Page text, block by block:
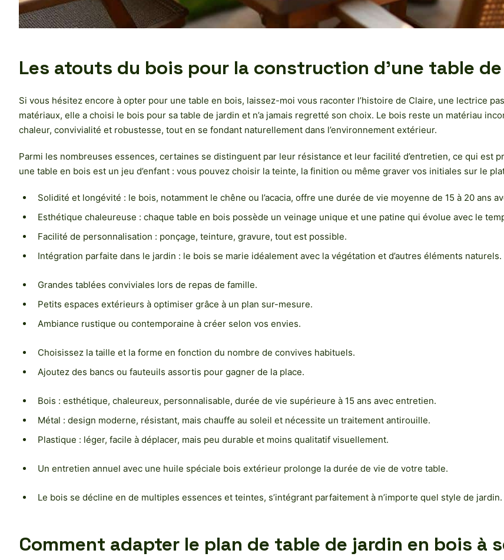
Les atouts du bois pour la construction d’une table
Si vous hésitez encore à opter pour une table en bois, laissez-moi vous raconter l’histoire de Claire, une lectrice
matériaux, elle a choisi le bois pour sa table de jardin et n’a jamais regretté son choix. Le bois reste un matériau
chaleur, convivialité et robustesse, tout en se fondant naturellement dans l’environnement extérieur.
Parmi les nombreuses essences, certaines se distinguent par leur résistance et leur facilité d’entretien, ce qui est
une table en bois est un jeu d’enfant : vous pouvez choisir la teinte, la finition ou même graver vos initiales sur le
Solidité et longévité : le bois, notamment le chêne ou l’acacia, offre une durée de vie moyenne de 15 à 20 ans
Esthétique chaleureuse : chaque table en bois possède un veinage unique et une patine qui évolue avec le
Facilité de personnalisation : ponçage, teinture, gravure, tout est possible.
Intégration parfaite dans le jardin : le bois se marie idéalement avec la végétation et d’autres éléments naturels.
Grandes tablées conviviales lors de repas de famille.
Petits espaces extérieurs à optimiser grâce à un plan sur-mesure.
Ambiance rustique ou contemporaine à créer selon vos envies.
Choisissez la taille et la forme en fonction du nombre de convives habituels.
Ajoutez des bancs ou fauteuils assortis pour gagner de la place.
Bois : esthétique, chaleureux, personnalisable, durée de vie supérieure à 15 ans avec entretien.
Métal : design moderne, résistant, mais chauffe au soleil et nécessite un traitement antirouille.
Plastique : léger, facile à déplacer, mais peu durable et moins qualitatif visuellement.
Un entretien annuel avec une huile spéciale bois extérieur prolonge la durée de vie de votre table.
Le bois se décline en de multiples essences et teintes, s’intégrant parfaitement à n’importe quel style de jardin.
Comment adapter le plan de table de jardin en bois à